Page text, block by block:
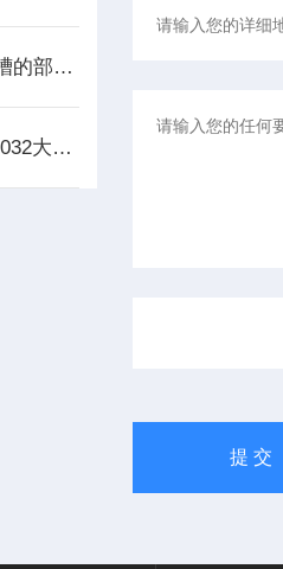
多孔磁力搅拌油浴槽的部分组成及其作用
【诺基仪器】DHZ-032大型空气浴恒温摇床厂家*